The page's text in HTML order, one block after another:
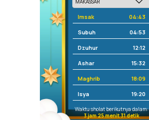
Imsak 04:43
Subuh 04:53
Dzuhur 12:12
Ashar 15:32
Maghrib 18:09
Isya 19:20
Waktu sholat berikutnya dalam:
3 jam 25 menit 30 detik